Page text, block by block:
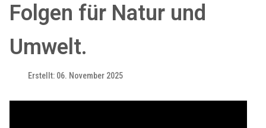
Folgen für Natur und
Umwelt.
Erstellt: 06. November 2025